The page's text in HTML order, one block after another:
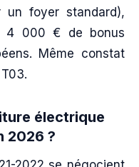
un foyer standard),
4 000 € de bonus
Même constat
électrique
2026 ?